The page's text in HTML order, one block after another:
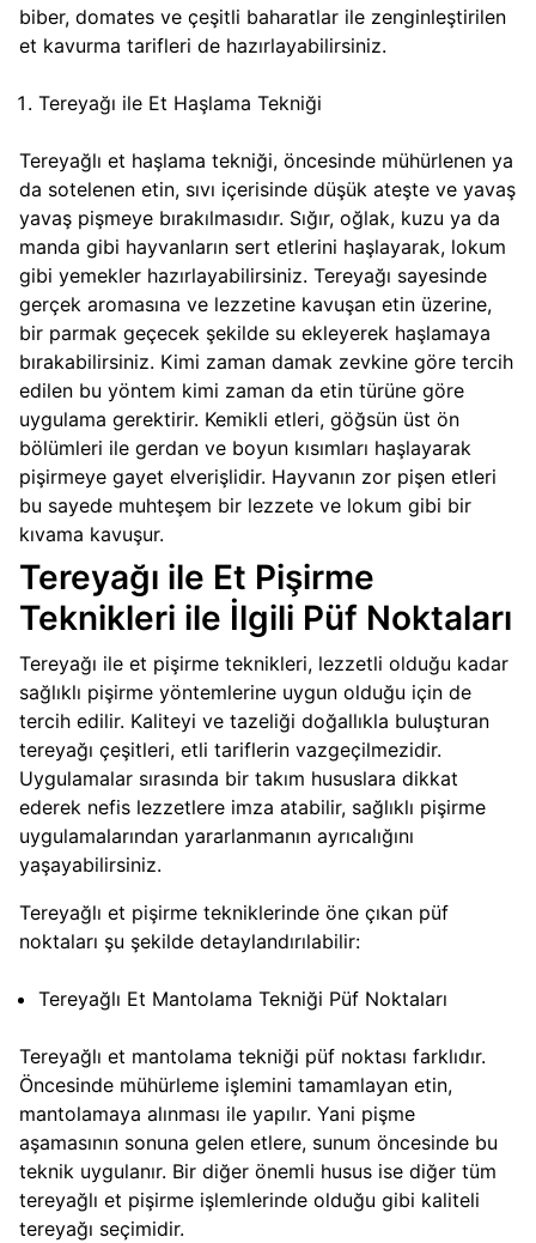
biber, domates ve çeşitli baharatlar ile zenginleştirilen
et kavurma tarifleri de hazırlayabilirsiniz.
Tereyağı ile Et Haşlama Tekniği
Tereyağlı et haşlama tekniği, öncesinde mühürlenen ya
da sotelenen etin, sıvı içerisinde düşük ateşte ve yavaş
yavaş pişmeye bırakılmasıdır. Sığır, oğlak, kuzu ya da
manda gibi hayvanların sert etlerini haşlayarak, lokum
gibi yemekler hazırlayabilirsiniz. Tereyağı sayesinde
gerçek aromasına ve lezzetine kavuşan etin üzerine,
bir parmak geçecek şekilde su ekleyerek haşlamaya
bırakabilirsiniz. Kimi zaman damak zevkine göre tercih
edilen bu yöntem kimi zaman da etin türüne göre
uygulama gerektirir. Kemikli etleri, göğsün üst ön
bölümleri ile gerdan ve boyun kısımları haşlayarak
pişirmeye gayet elverişlidir. Hayvanın zor pişen etleri
bu sayede muhteşem bir lezzete ve lokum gibi bir
kıvama kavuşur.
Tereyağı ile Et Pişirme
Teknikleri ile İlgili Püf Noktaları
Tereyağı ile et pişirme teknikleri, lezzetli olduğu kadar
sağlıklı pişirme yöntemlerine uygun olduğu için de
tercih edilir. Kaliteyi ve tazeliği doğallıkla buluşturan
tereyağı çeşitleri, etli tariflerin vazgeçilmezidir.
Uygulamalar sırasında bir takım hususlara dikkat
ederek nefis lezzetlere imza atabilir, sağlıklı pişirme
uygulamalarından yararlanmanın ayrıcalığını
yaşayabilirsiniz.
Tereyağlı et pişirme tekniklerinde öne çıkan püf
noktaları şu şekilde detaylandırılabilir:
Tereyağlı Et Mantolama Tekniği Püf Noktaları
Tereyağlı et mantolama tekniği püf noktası farklıdır.
Öncesinde mühürleme işlemini tamamlayan etin,
mantolamaya alınması ile yapılır. Yani pişme
aşamasının sonuna gelen etlere, sunum öncesinde bu
teknik uygulanır. Bir diğer önemli husus ise diğer tüm
tereyağlı et pişirme işlemlerinde olduğu gibi kaliteli
tereyağı seçimidir.